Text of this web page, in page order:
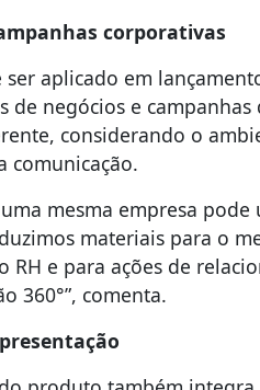
corporativas
ser aplicado em
de negócios e
considerando o
comunicação.
mesma empresa
materiais para o
RH e para ações de
360°”, comenta.